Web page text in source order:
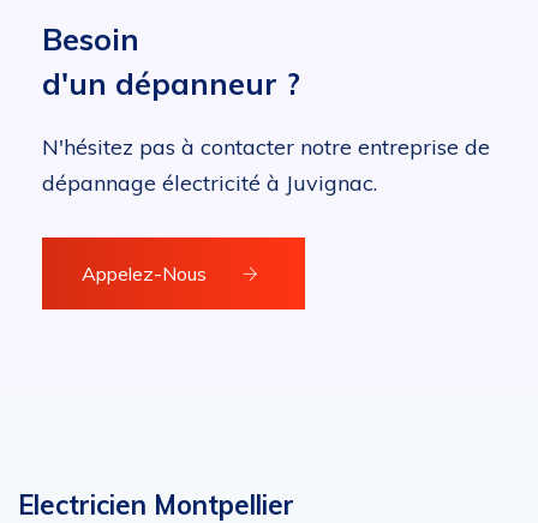
Besoin
d'un dépanneur ?
N'hésitez pas à contacter notre entreprise de
dépannage électricité à Juvignac.
Appelez-Nous
Electricien Montpellier